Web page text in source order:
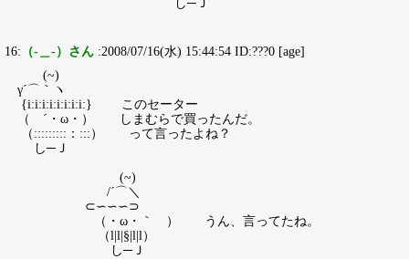
し─Ｊ
16: （-＿-）さん :2008/07/16(水) 15:44:54 ID:???0 [age]
(~)
γ´⌒｀ヽ
{i:i:i:i:i:i:i:i:} このセーター
（ ´・ω・） しまむらで買ったんだ。
（:::::::::：:::） って言ったよね？
し─Ｊ
(~)
/´⌒＼
⊂∽∽∽⊃
（・ω・｀ ） うん、言ってたね。
（l|l|§|l|l）
し─Ｊ